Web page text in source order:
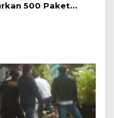
500 Paket